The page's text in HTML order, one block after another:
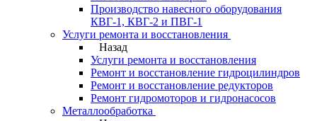
Производство навесного оборудования
КВГ-1, КВГ-2 и ПВГ-1
Услуги ремонта и восстановления
Назад
Услуги ремонта и восстановления
Ремонт и восстановление гидроцилиндров
Ремонт и восстановление редукторов
Ремонт гидромоторов и гидронасосов
Металлообработка